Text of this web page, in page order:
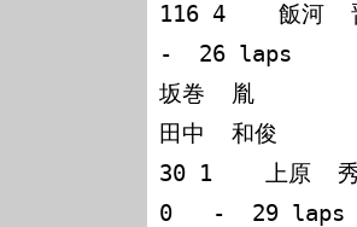
116 4    飯河
-  26 laps
坂巻  胤
田中  和俊
30 1    上原
0   -  29 laps